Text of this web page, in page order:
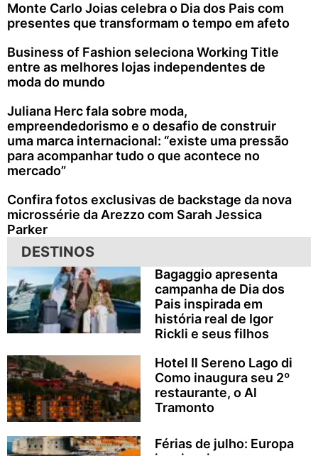
Monte Carlo Joias celebra o Dia dos Pais com
presentes que transformam o tempo em afeto
Business of Fashion seleciona Working Title
entre as melhores lojas independentes de
moda do mundo
Juliana Herc fala sobre moda,
empreendedorismo e o desafio de construir
uma marca internacional: “existe uma pressão
para acompanhar tudo o que acontece no
mercado”
Confira fotos exclusivas de backstage da nova
microssérie da Arezzo com Sarah Jessica
Parker
DESTINOS
Bagaggio apresenta
campanha de Dia dos
Pais inspirada em
história real de Igor
Rickli e seus filhos
Hotel Il Sereno Lago di
Como inaugura seu 2º
restaurante, o Al
Tramonto
Férias de julho: Europa